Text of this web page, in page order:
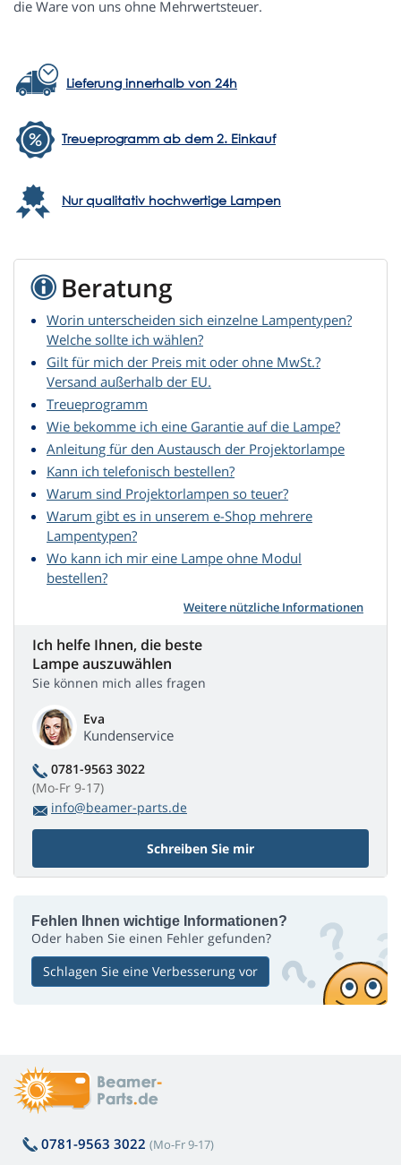
die Ware von uns ohne Mehrwertsteuer.
Lieferung innerhalb von 24h
Treueprogramm ab dem 2. Einkauf
Nur qualitativ hochwertige Lampen
Beratung
Worin unterscheiden sich einzelne Lampentypen?
Welche sollte ich wählen?
Gilt für mich der Preis mit oder ohne MwSt.?
Versand außerhalb der EU.
Treueprogramm
Wie bekomme ich eine Garantie auf die Lampe?
Anleitung für den Austausch der Projektorlampe
Kann ich telefonisch bestellen?
Warum sind Projektorlampen so teuer?
Warum gibt es in unserem e-Shop mehrere
Lampentypen?
Wo kann ich mir eine Lampe ohne Modul
bestellen?
Weitere nützliche Informationen
Ich helfe Ihnen, die beste
Lampe auszuwählen
Sie können mich alles fragen
Eva
Kundenservice
0781-9563 3022
(Mo-Fr 9-17)
info@beamer-parts.de
Schreiben Sie mir
Fehlen Ihnen wichtige Informationen?
Oder haben Sie einen Fehler gefunden?
Schlagen Sie eine Verbesserung vor
0781-9563 3022 (Mo-Fr 9-17)